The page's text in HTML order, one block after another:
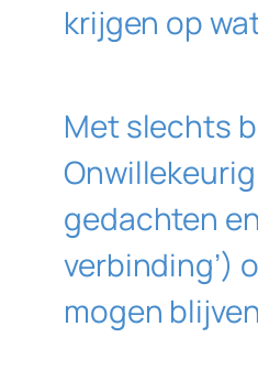
krijgen op
Met slechts
gedachten
verbinding’)
mogen